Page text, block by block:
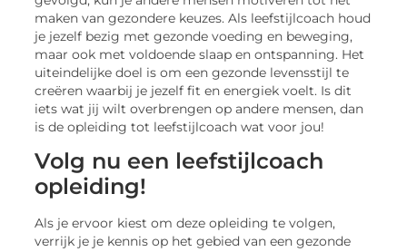
maken van gezondere keuzes. Als leefstijlcoach houd
je jezelf bezig met gezonde voeding en beweging,
maar ook met voldoende slaap en ontspanning. Het
uiteindelijke doel is om een gezonde levensstijl te
creëren waarbij je jezelf fit en energiek voelt. Is dit
iets wat jij wilt overbrengen op andere mensen, dan
is de opleiding tot leefstijlcoach wat voor jou!
Volg nu een leefstijlcoach
opleiding!
Als je ervoor kiest om deze opleiding te volgen,
verrijk je je kennis op het gebied van een gezonde